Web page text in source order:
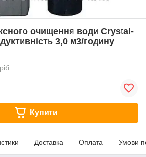
очищення води Crystal-
3,0 м3/годину
Купити
Доставка Оплата Умови